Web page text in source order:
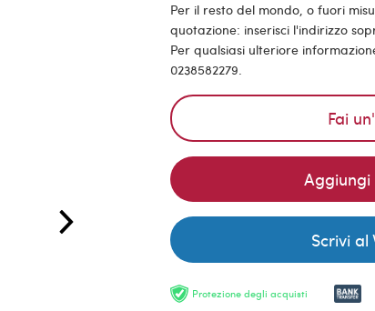
Per il resto del mondo, o fuori
quotazione: inserisci l'indirizzo
Per qualsiasi ulteriore
0238582279.
Fai
Scrivi al
Protezione degli acquisti